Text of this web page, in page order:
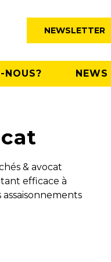
NEWSLETTER
NOUS? NEWS
& avocat
efficace à